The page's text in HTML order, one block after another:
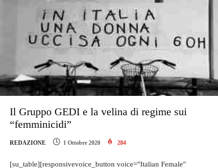
Il Gruppo GEDI e la velina di regime sui
“femminicidi”
REDAZIONE 1 Ottobre 2020 284
[su_table][responsivevoice_button voice="Italian Female"